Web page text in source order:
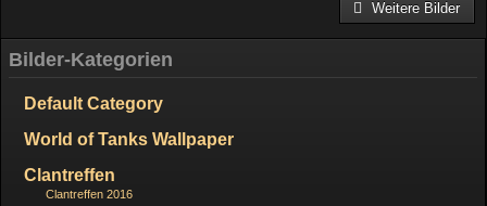
Weitere Bilder
Bilder-Kategorien
Default Category
World of Tanks Wallpaper
Clantreffen
Clantreffen 2016